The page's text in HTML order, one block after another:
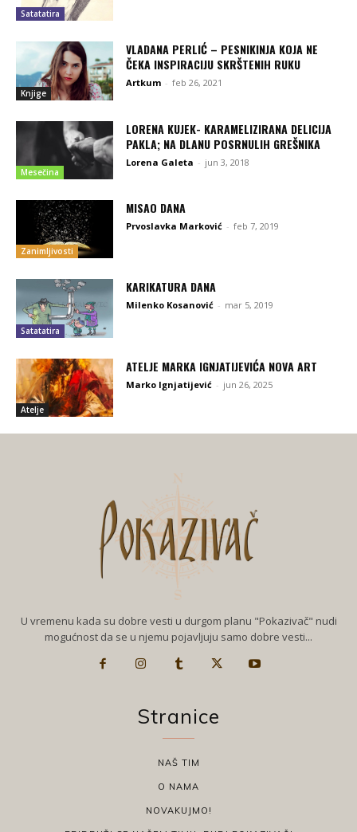
Satatatira
Knjige
VLADANA PERLIĆ – PESNIKINJA KOJA NE
ČEKA INSPIRACIJU SKRŠTENIH RUKU
Artkum - feb 26, 2021
Mesečina
LORENA KUJEK- KARAMELIZIRANA DELICIJA
PAKLA; NA DLANU POSRNULIH GREŠNIKA
Lorena Galeta - jun 3, 2018
Zanimljivosti
MISAO DANA
Prvoslavka Marković - feb 7, 2019
Satatatira
KARIKATURA DANA
Milenko Kosanović - mar 5, 2019
Atelje
ATELJE MARKA IGNJATIJEVIĆA NOVA ART
Marko Ignjatijević - jun 26, 2025
U vremenu kada su dobre vesti u durgom planu "Pokazivač" nudi
mogućnost da se u njemu pojavljuju samo dobre vesti...
Stranice
NAŠ TIM
O NAMA
NOVAKUJMO!